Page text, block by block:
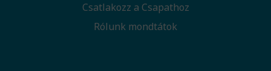
Csatlakozz a Csapathoz
Rólunk mondtátok